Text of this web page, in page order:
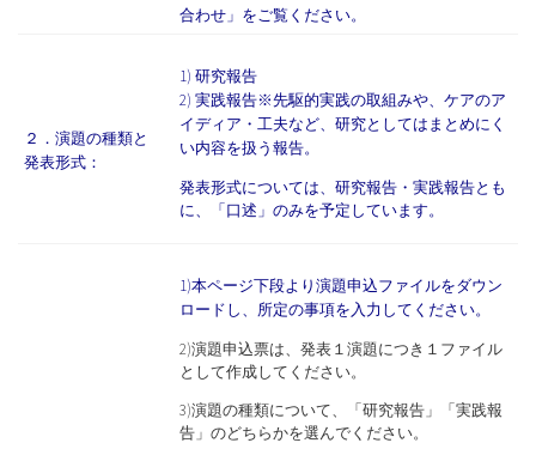
合わせ」をご覧ください。
２．演題の種類と
発表形式：
1) 研究報告
2) 実践報告※先駆的実践の取組みや、ケアのア
イディア・工夫など、研究としてはまとめにく
い内容を扱う報告。
発表形式については、研究報告・実践報告とも
に、「口述」のみを予定しています。
1)本ページ下段より演題申込ファイルをダウン
ロードし、所定の事項を入力してください。
2)演題申込票は、発表１演題につき１ファイル
として作成してください。
3)演題の種類について、「研究報告」「実践報
告」のどちらかを選んでください。